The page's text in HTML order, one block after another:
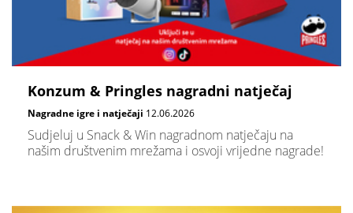
Konzum & Pringles nagradni natječaj
Nagradne igre i natječaji 12.06.2026
Sudjeluj u Snack & Win nagradnom natječaju na
našim društvenim mrežama i osvoji vrijedne nagrade!